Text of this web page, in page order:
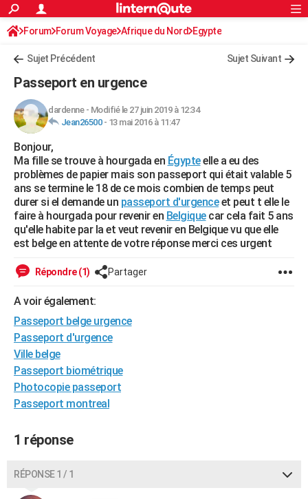
ACTUALITÉS
Politique
Société
Faits Divers
Education
Monde
Villes
+
FINANCE
Retraite
Impôts
Epargne
Immobilier
Risques naturels par ville
Banque
Assurance
Crédit
AUTO
Essais
Réserver un essai
Citadines
Berlines
SUV
Forum auto
+HIGH-TECH
Mobiles
Meilleur smartphone
Internet
Ordinateurs
Jeux vidéo
Guide high-tech
+BRICOLAGE
Forum
Aménagement intérieur
Extérieur
Cuisine
Salle de bains
Jardinage
Rangement
WEEK-END
Guides de France
Escapades
Patrimoine
Expositions
Musées
Week-end nature
LIFESTYLE
Art de vivre
Bien-être
Loisirs
Mode
Modes de vie
SANTE
VOYAGE
Destinations
City break
Voyage nature
Voyage de noces
Forum
Climat
PHOTO
GUIDES D'ACHAT
BONS PLANS
CARTE DE VOEUX
Carte de Noël
Carte Bonne année
Carte Saint-Valentin
Carte Pâques
Carte d'anniversaire
DICTIONNAIRE
S'inscrire
Connexion
Forum Forum Voyage Afrique du Nord Egypte
Sujet Précédent Sujet Suivant
Passeport en urgence
dardenne- Modifié le 27 juin 2019 à 12:34
Jean26500- 13 mai 2016 à 11:47
Bonjour,
Ma fille se trouve à hourgada en Égypteelle a eu des
problèmes de papier mais son passeport qui était valable 5
ans se termine le 18 de ce mois combien de temps peut
durer si el demande un passeport d'urgenceet peut t elle le
faire à hourgada pour revenir en Belgiquecar cela fait 5 ans
qu'elle habite par la et veut revenir en Belgique vu que elle
est belge en attente de votre réponse merci ces urgent
Répondre (1) Partager
A voir également:
Passeport belge urgence
Passeport d'urgence
Ville belge
Passeport biométrique
Photocopie passeport
Passeport montreal
1 réponse
RÉPONSE 1 / 1